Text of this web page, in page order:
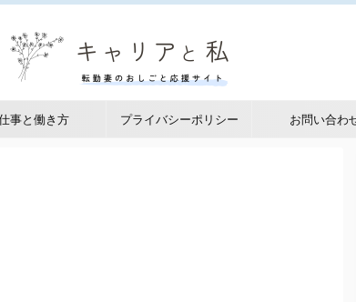
事と働き方 プライバシーポリシー お問い合わ